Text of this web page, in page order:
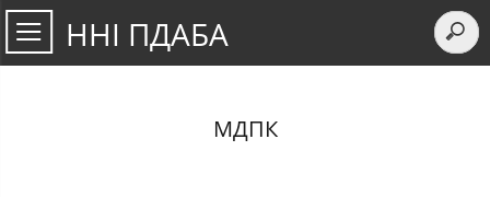
ННІ ПДАБА
МДПК